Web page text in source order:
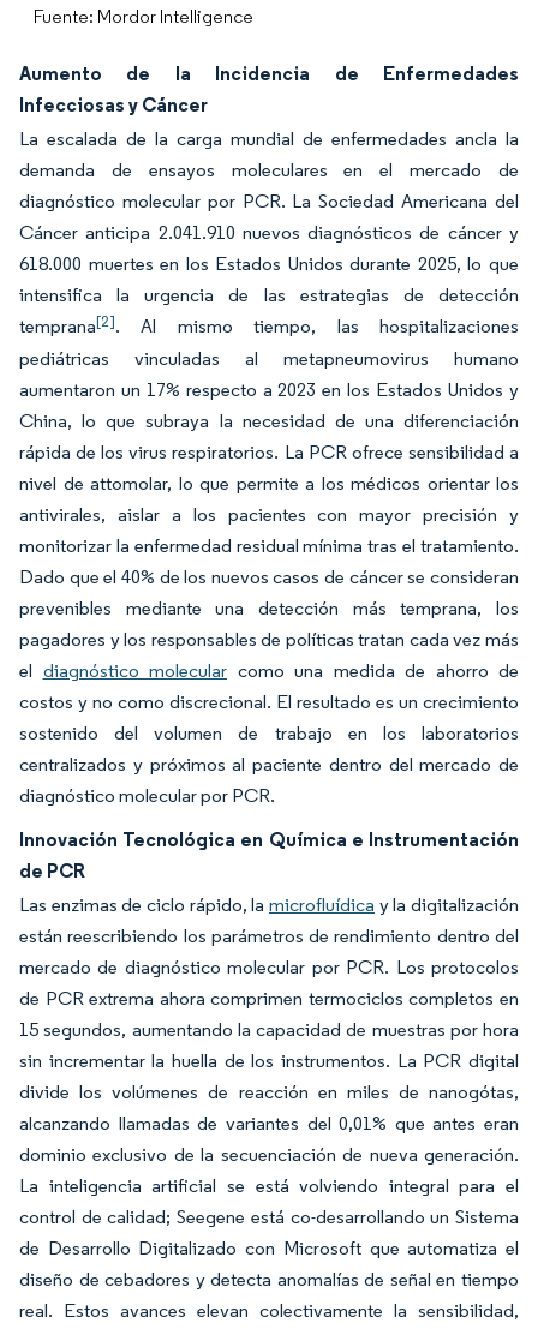
Fuente: Mordor Intelligence
Aumento de la Incidencia de Enfermedades
Infecciosas y Cáncer
La escalada de la carga mundial de enfermedades ancla la
demanda de ensayos moleculares en el mercado de
diagnóstico molecular por PCR. La Sociedad Americana del
Cáncer anticipa 2.041.910 nuevos diagnósticos de cáncer y
618.000 muertes en los Estados Unidos durante 2025, lo que
intensifica la urgencia de las estrategias de detección
temprana[2]. Al mismo tiempo, las hospitalizaciones
pediátricas vinculadas al metapneumovirus humano
aumentaron un 17% respecto a 2023 en los Estados Unidos y
China, lo que subraya la necesidad de una diferenciación
rápida de los virus respiratorios. La PCR ofrece sensibilidad a
nivel de attomolar, lo que permite a los médicos orientar los
antivirales, aislar a los pacientes con mayor precisión y
monitorizar la enfermedad residual mínima tras el tratamiento.
Dado que el 40% de los nuevos casos de cáncer se consideran
prevenibles mediante una detección más temprana, los
pagadores y los responsables de políticas tratan cada vez más
el diagnóstico molecular como una medida de ahorro de
costos y no como discrecional. El resultado es un crecimiento
sostenido del volumen de trabajo en los laboratorios
centralizados y próximos al paciente dentro del mercado de
diagnóstico molecular por PCR.
Innovación Tecnológica en Química e Instrumentación
de PCR
Las enzimas de ciclo rápido, la microfluídica y la digitalización
están reescribiendo los parámetros de rendimiento dentro del
mercado de diagnóstico molecular por PCR. Los protocolos
de PCR extrema ahora comprimen termociclos completos en
15 segundos, aumentando la capacidad de muestras por hora
sin incrementar la huella de los instrumentos. La PCR digital
divide los volúmenes de reacción en miles de nanogótas,
alcanzando llamadas de variantes del 0,01% que antes eran
dominio exclusivo de la secuenciación de nueva generación.
La inteligencia artificial se está volviendo integral para el
control de calidad; Seegene está co-desarrollando un Sistema
de Desarrollo Digitalizado con Microsoft que automatiza el
diseño de cebadores y detecta anomalías de señal en tiempo
real. Estos avances elevan colectivamente la sensibilidad,